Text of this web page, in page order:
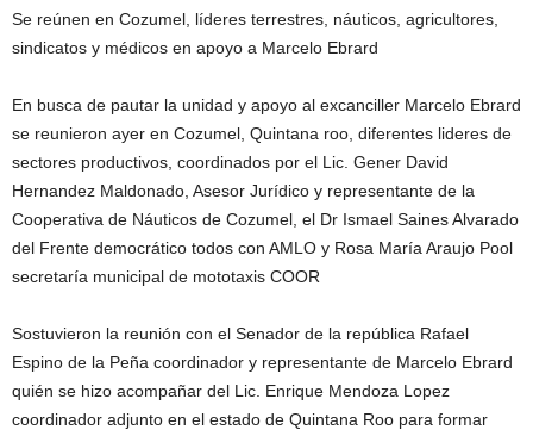
Se reúnen en Cozumel, líderes terrestres, náuticos, agricultores,
sindicatos y médicos en apoyo a Marcelo Ebrard
En busca de pautar la unidad y apoyo al excanciller Marcelo Ebrard
se reunieron ayer en Cozumel, Quintana roo, diferentes lideres de
sectores productivos, coordinados por el Lic. Gener David
Hernandez Maldonado, Asesor Jurídico y representante de la
Cooperativa de Náuticos de Cozumel, el Dr Ismael Saines Alvarado
del Frente democrático todos con AMLO y Rosa María Araujo Pool
secretaría municipal de mototaxis COOR
Sostuvieron la reunión con el Senador de la república Rafael
Espino de la Peña coordinador y representante de Marcelo Ebrard
quién se hizo acompañar del Lic. Enrique Mendoza Lopez
coordinador adjunto en el estado de Quintana Roo para formar